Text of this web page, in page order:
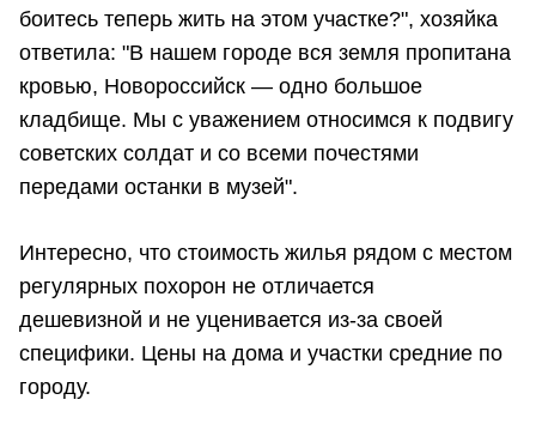
боитесь теперь жить на этом участке?", хозяйка
ответила: "В нашем городе вся земля пропитана
кровью, Новороссийск — одно большое
кладбище. Мы с уважением относимся к подвигу
советских солдат и со всеми почестями
передами останки в музей".
Интересно, что стоимость жилья рядом с местом
регулярных похорон не отличается
дешевизной и не уценивается из-за своей
специфики. Цены на дома и участки средние по
городу.